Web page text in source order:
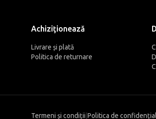
Achiziţionează
Livrare și plată
Politica de returnare
Termeni și condiții Politica de